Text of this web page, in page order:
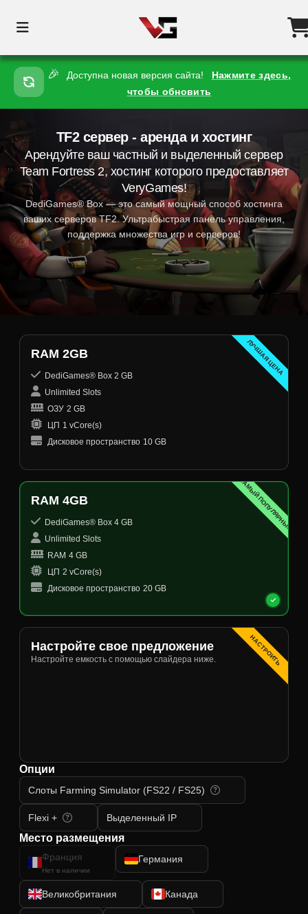
🎉 Доступна новая версия сайта!
Нажмите здесь,
чтобы обновить
TF2 сервер - аренда и хостинг
Арендуйте ваш частный и выделенный сервер
Team Fortress 2, хостинг которого предоставляет
VeryGames!
DediGames® Box — это самый мощный способ хостинга
ваших серверов TF2. Ультрабыстрая панель управления,
поддержка множества игр и серверов!
ЛУЧШАЯ ЦЕНА
RAM 2GB
DediGames® Box 2 GB
Unlimited Slots
ОЗУ 2 GB
ЦП 1 vCore(s)
Дисковое пространство 10 GB
САМЫЙ ПОПУЛЯРНЫЙ
RAM 4GB
DediGames® Box 4 GB
Unlimited Slots
RAM 4 GB
ЦП 2 vCore(s)
Дисковое пространство 20 GB
НАСТРОИТЬ
Настройте свое предложение
Настройте емкость с помощью слайдера ниже.
Опции
Слоты Farming Simulator (FS22 / FS25)
Flexi + Выделенный IP
Место размещения
Франция
Нет в наличии
Германия
Великобритания Канада